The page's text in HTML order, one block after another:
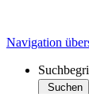
Navigation
Suchen